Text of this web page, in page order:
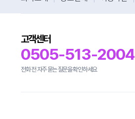
고객센터
0505-513-2004
전화 전 자주 묻는 질문을 확인하세요